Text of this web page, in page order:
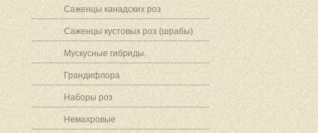
Саженцы канадских роз
Саженцы кустовых роз (шрабы)
Мускусные гибриды.
Грандифлора
Наборы роз
Немахровые